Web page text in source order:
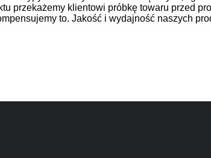
przekażemy klientowi próbkę towaru przed
to. Jakość i wydajność naszych